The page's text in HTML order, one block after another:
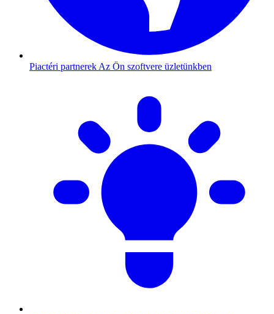
Piactéri partnerek Az Ön szoftvere üzletünkben